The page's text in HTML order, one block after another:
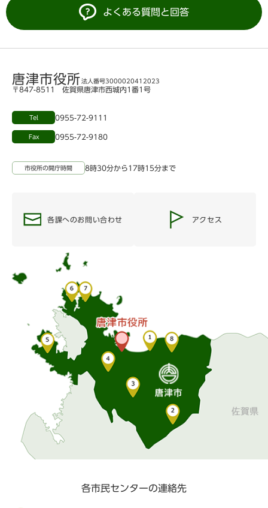
よくある質問と回答
唐津市役所 法人番号3000020412023
〒847-8511 佐賀県唐津市西城内1番1号
Tel 0955-72-9111
Fax 0955-72-9180
市役所の開庁時間 8時30分から17時15分まで
各課へのお問い合わせ アクセス
各市民センターの連絡先